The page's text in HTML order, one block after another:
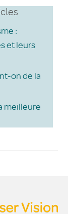
:
et leurs
on de la
meilleure